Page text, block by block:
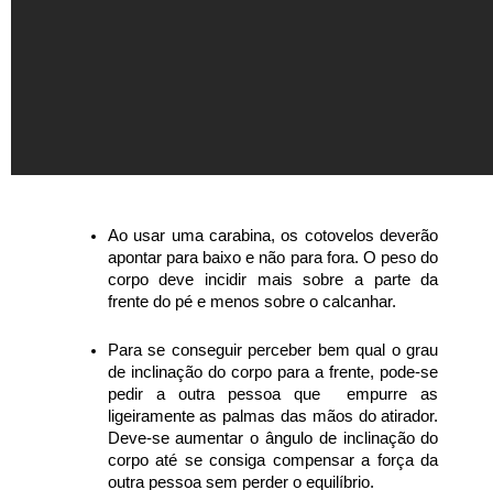
Ao usar uma carabina, os cotovelos deverão
apontar para baixo e não para fora. O peso do
corpo deve incidir mais sobre a parte da
frente do pé e menos sobre o calcanhar.
Para se conseguir perceber bem qual o grau
de inclinação do corpo para a frente, pode-se
pedir a outra pessoa que empurre as
ligeiramente as palmas das mãos do atirador.
Deve-se aumentar o ângulo de inclinação do
corpo até se consiga compensar a força da
outra pessoa sem perder o equilíbrio.